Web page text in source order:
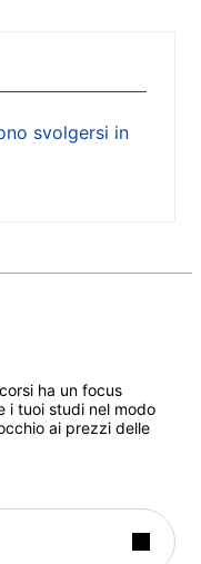
svolgersi in
ha un focus
i tuoi studi nel modo
ai prezzi delle